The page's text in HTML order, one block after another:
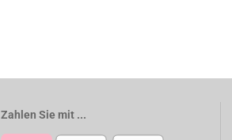
Zahlen Sie mit ...